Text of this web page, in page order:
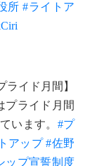
所 #ライトア
イド月間】
プライド月間
います。 #プ
アップ #佐野
ップ宣誓制度